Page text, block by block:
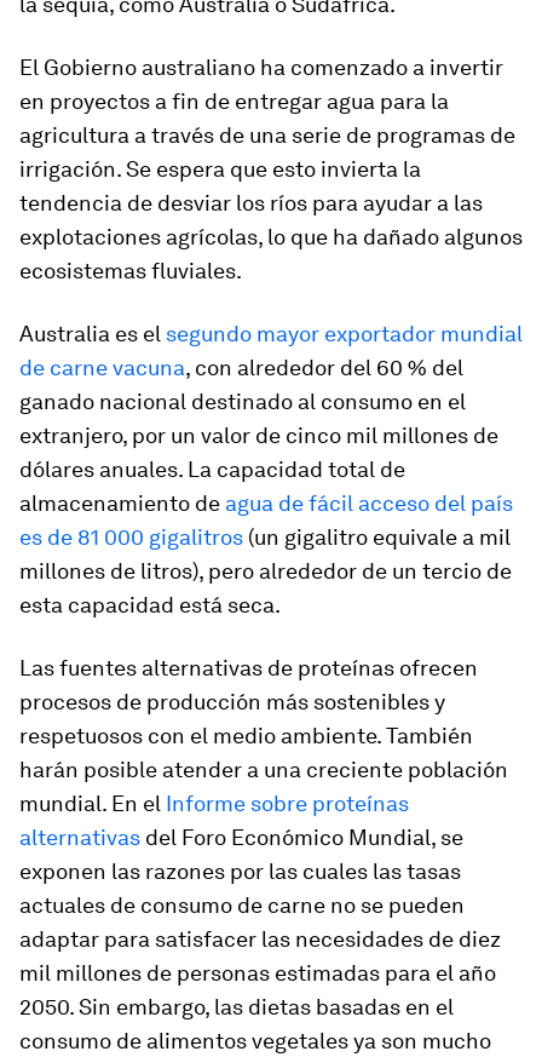
El Gobierno australiano ha comenzado a invertir
en proyectos a fin de entregar agua para la
agricultura a través de una serie de programas de
irrigación. Se espera que esto invierta la
tendencia de desviar los ríos para ayudar a las
explotaciones agrícolas, lo que ha dañado algunos
ecosistemas fluviales.
Australia es el segundo mayor exportador mundial
de carne vacuna, con alrededor del 60 % del
ganado nacional destinado al consumo en el
extranjero, por un valor de cinco mil millones de
dólares anuales. La capacidad total de
almacenamiento de agua de fácil acceso del país
es de 81 000 gigalitros (un gigalitro equivale a mil
millones de litros), pero alrededor de un tercio de
esta capacidad está seca.
Las fuentes alternativas de proteínas ofrecen
procesos de producción más sostenibles y
respetuosos con el medio ambiente. También
harán posible atender a una creciente población
mundial. En el Informe sobre proteínas
alternativas del Foro Económico Mundial, se
exponen las razones por las cuales las tasas
actuales de consumo de carne no se pueden
adaptar para satisfacer las necesidades de diez
mil millones de personas estimadas para el año
2050. Sin embargo, las dietas basadas en el
consumo de alimentos vegetales ya son mucho